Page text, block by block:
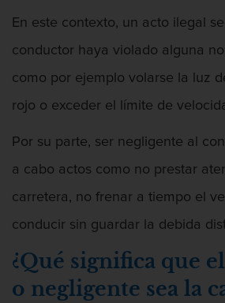
Homicidio Involuntario
Homicidio Voluntario
Intento de Asesinato
DUI
Audiencia
Conducción
de alcohol
Conducción
de Alcohol
En este contexto, un acto ilegal
conductor haya violado alguna
como por ejemplo volarse la luz
rojo o exceder el límite de
Por su parte, ser negligente al
a cabo actos como no prestar
carretera, no frenar a tiempo el
conducir sin guardar la debida
¿Qué significa que
o negligente sea la